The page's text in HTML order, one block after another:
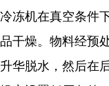
冷冻机在真空条件
品干燥。物料经预
升华脱水，然后在